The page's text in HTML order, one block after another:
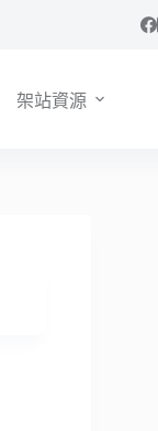
架站資源